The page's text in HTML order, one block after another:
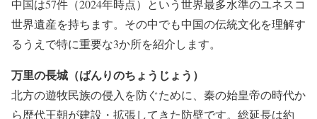
中国は57件（2024年時点）という世界最多水準のユネスコ
世界遺産を持ちます。その中でも中国の伝統文化を理解す
るうえで特に重要な3か所を紹介します。
万里の長城（ばんりのちょうじょう）
北方の遊牧民族の侵入を防ぐために、秦の始皇帝の時代か
ら歴代王朝が建設・拡張してきた防壁です。総延長は約